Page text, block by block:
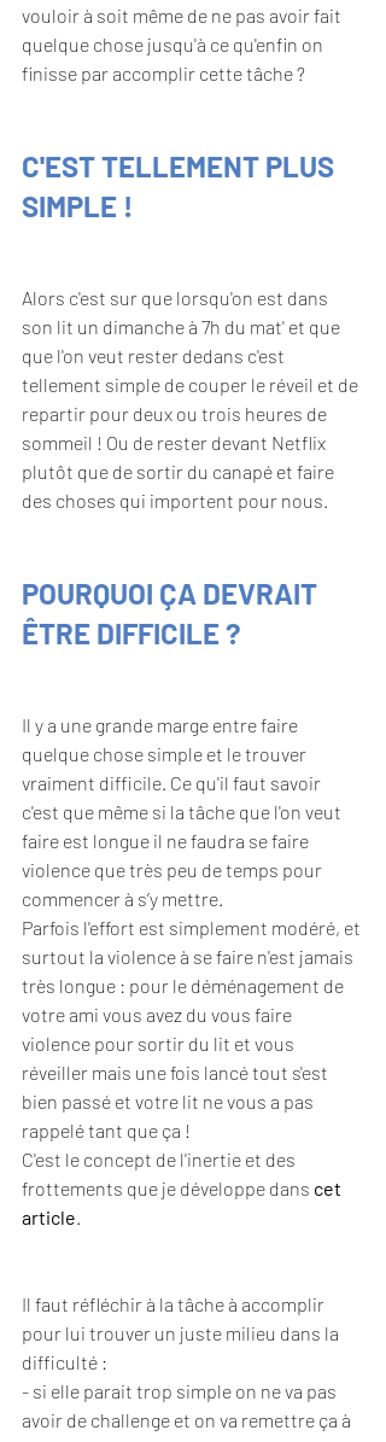
vouloir à soit même de ne pas avoir fait
quelque chose jusqu'à ce qu'enfin on
finisse par accomplir cette tâche ?
C'EST TELLEMENT PLUS
SIMPLE !
Alors c'est sur que lorsqu'on est dans
son lit un dimanche à 7h du mat' et que
que l'on veut rester dedans c'est
tellement simple de couper le réveil et de
repartir pour deux ou trois heures de
sommeil ! Ou de rester devant Netflix
plutôt que de sortir du canapé et faire
des choses qui importent pour nous.
POURQUOI ÇA DEVRAIT
ÊTRE DIFFICILE ?
Il y a une grande marge entre faire
quelque chose simple et le trouver
vraiment difficile. Ce qu'il faut savoir
c'est que même si la tâche que l'on veut
faire est longue il ne faudra se faire
violence que très peu de temps pour
commencer à s’y mettre.
Parfois l'effort est simplement modéré, et
surtout la violence à se faire n'est jamais
très longue : pour le déménagement de
votre ami vous avez du vous faire
violence pour sortir du lit et vous
réveiller mais une fois lancé tout s'est
bien passé et votre lit ne vous a pas
rappelé tant que ça !
C'est le concept de l'inertie et des
frottements que je développe dans cet
article.
Il faut réfléchir à la tâche à accomplir
pour lui trouver un juste milieu dans la
difficulté :
- si elle parait trop simple on ne va pas
avoir de challenge et on va remettre ça à